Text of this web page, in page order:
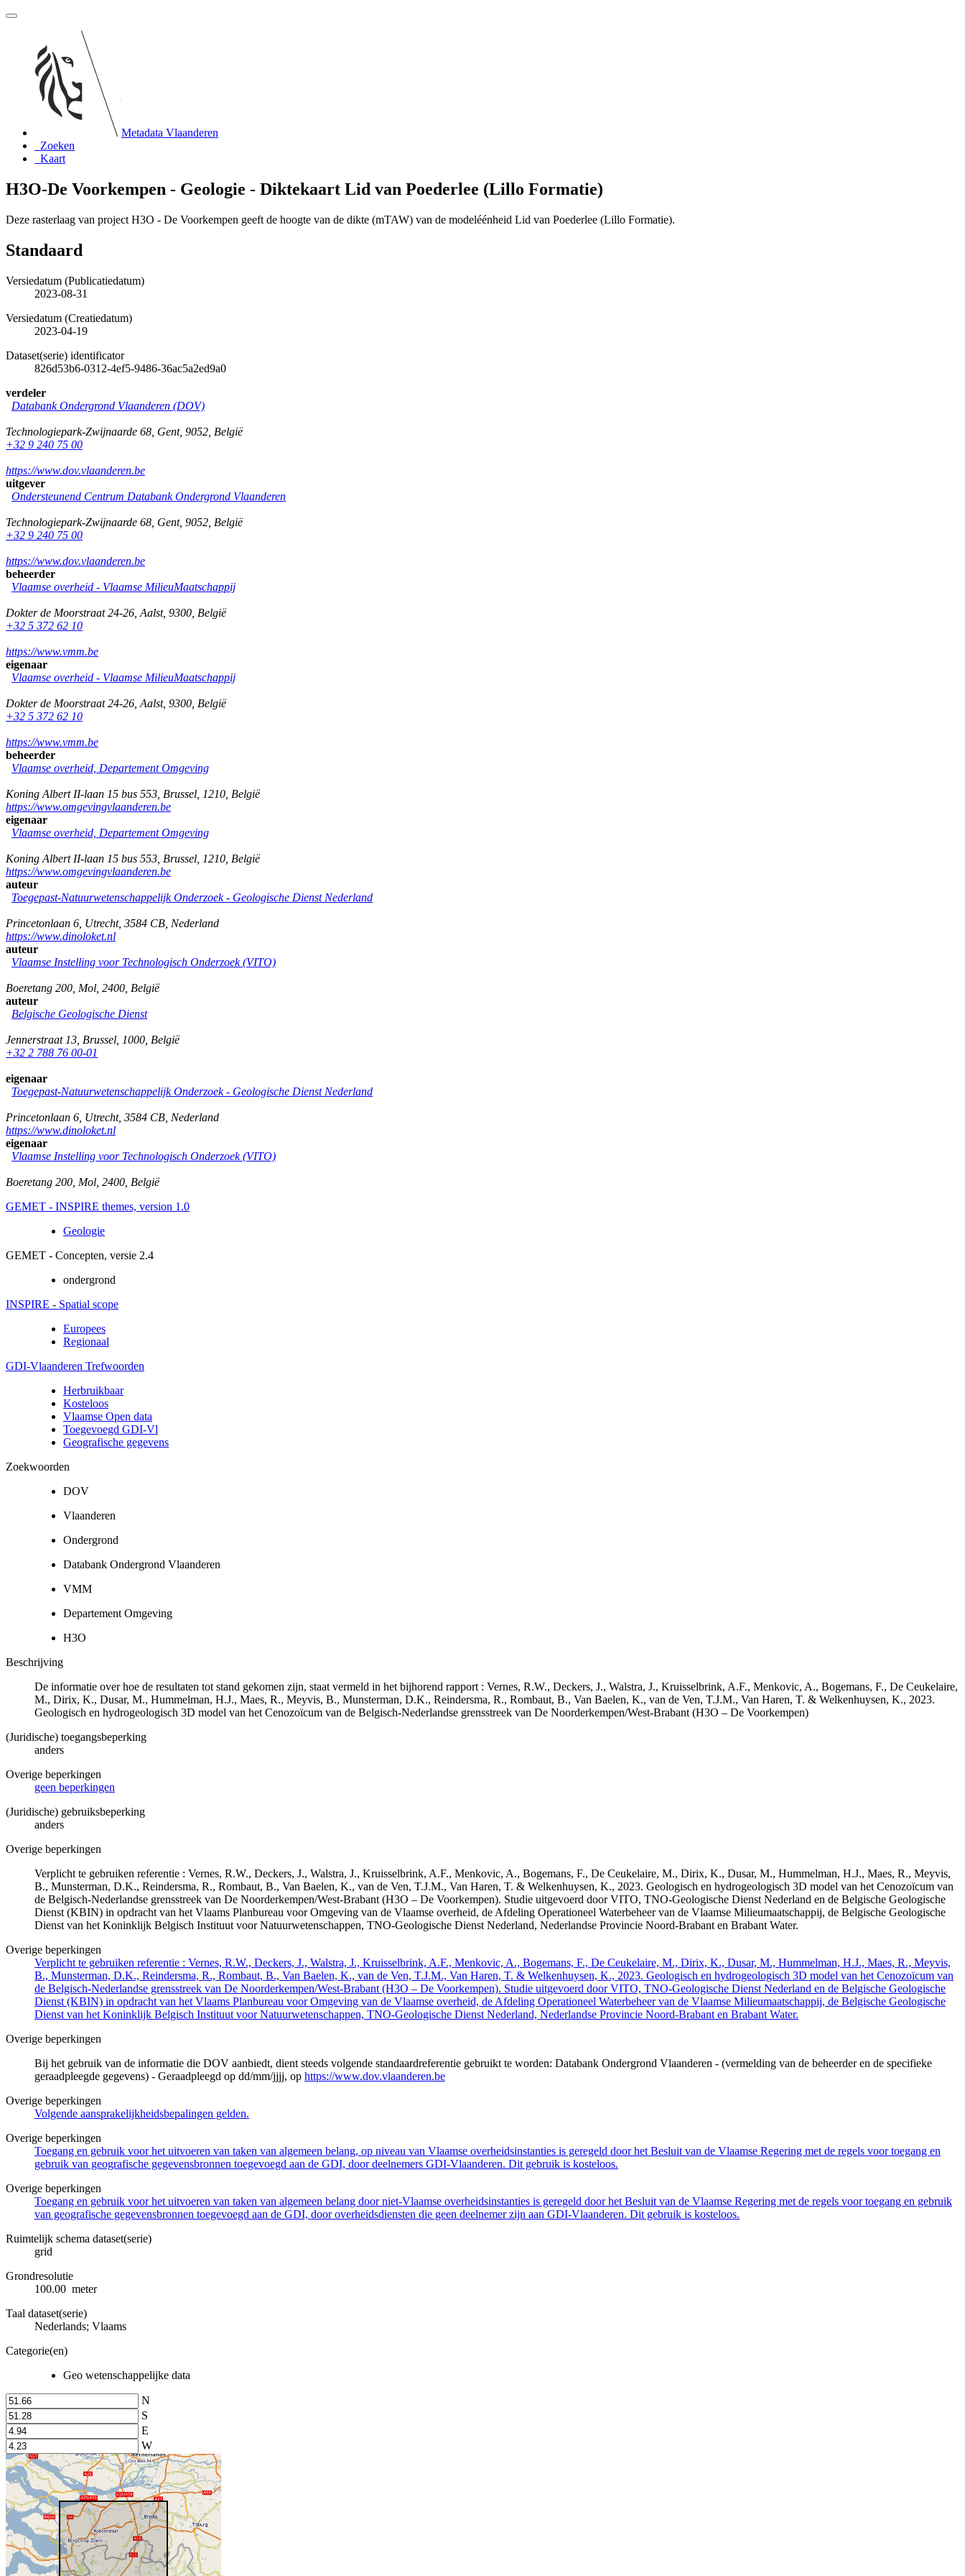
Metadata Vlaanderen
Zoeken
Kaart
H3O-De Voorkempen - Geologie - Diktekaart Lid van Poederlee (Lillo Formatie)
Deze rasterlaag van project H3O - De Voorkempen geeft de hoogte van de dikte (mTAW) van de modeléénheid Lid van Poederlee (Lillo Formatie).
Standaard
Versiedatum (Publicatiedatum)
2023-08-31
Versiedatum (Creatiedatum)
2023-04-19
Dataset(serie) identificator
826d53b6-0312-4ef5-9486-36ac5a2ed9a0
verdeler
Databank Ondergrond Vlaanderen (DOV)
Technologiepark-Zwijnaarde 68 Gent, 9052 België
+32 9 240 75 00
https://www.dov.vlaanderen.be
uitgever
Ondersteunend Centrum Databank Ondergrond Vlaanderen
Technologiepark-Zwijnaarde 68 Gent, 9052 België
+32 9 240 75 00
https://www.dov.vlaanderen.be
beheerder
Vlaamse overheid - Vlaamse MilieuMaatschappij
Dokter de Moorstraat 24-26 Aalst, 9300 België
+32 5 372 62 10
https://www.vmm.be
eigenaar
Vlaamse overheid - Vlaamse MilieuMaatschappij
Dokter de Moorstraat 24-26 Aalst, 9300 België
+32 5 372 62 10
https://www.vmm.be
beheerder
Vlaamse overheid, Departement Omgeving
Koning Albert II-laan 15 bus 553 Brussel 1210 België
https://www.omgevingvlaanderen.be
eigenaar
Vlaamse overheid, Departement Omgeving
Koning Albert II-laan 15 bus 553 Brussel 1210 België
https://www.omgevingvlaanderen.be
auteur
Toegepast-Natuurwetenschappelijk Onderzoek - Geologische Dienst Nederland
Princetonlaan 6 Utrecht, 3584 CB Nederland
https://www.dinoloket.nl
auteur
Vlaamse Instelling voor Technologisch Onderzoek (VITO)
Boeretang 200 Mol 2400 België
auteur
Belgische Geologische Dienst
Jennerstraat 13 Brussel 1000 België
+32 2 788 76 00-01
eigenaar
Toegepast-Natuurwetenschappelijk Onderzoek - Geologische Dienst Nederland
Princetonlaan 6 Utrecht, 3584 CB Nederland
https://www.dinoloket.nl
eigenaar
Vlaamse Instelling voor Technologisch Onderzoek (VITO)
Boeretang 200 Mol 2400 België
GEMET - INSPIRE themes, version 1.0
Geologie
GEMET - Concepten, versie 2.4
ondergrond
INSPIRE - Spatial scope
Europees
Regionaal
GDI-Vlaanderen Trefwoorden
Herbruikbaar
Kosteloos
Vlaamse Open data
Toegevoegd GDI-Vl
Geografische gegevens
Zoekwoorden
DOV
Vlaanderen
Ondergrond
Databank Ondergrond Vlaanderen
VMM
Departement Omgeving
H3O
Beschrijving
De informatie over hoe de resultaten tot stand gekomen zijn, staat vermeld in het bijhorend rapport : Vernes, R.W., Deckers, J., Walstra, J., Kruisselbrink, A.F., Menkovic, A., Bogemans, F., De Ceukelaire,
M., Dirix, K., Dusar, M., Hummelman, H.J., Maes, R., Meyvis, B., Munsterman, D.K., Reindersma, R., Rombaut, B., Van Baelen, K., van de Ven, T.J.M., Van Haren, T. & Welkenhuysen, K., 2023.
Geologisch en hydrogeologisch 3D model van het Cenozoïcum van de Belgisch-Nederlandse grensstreek van De Noorderkempen/West-Brabant (H3O – De Voorkempen)
(Juridische) toegangsbeperking
anders
Overige beperkingen
geen beperkingen
(Juridische) gebruiksbeperking
anders
Overige beperkingen
Verplicht te gebruiken referentie : Vernes, R.W., Deckers, J., Walstra, J., Kruisselbrink, A.F., Menkovic, A., Bogemans, F., De Ceukelaire, M., Dirix, K., Dusar, M., Hummelman, H.J., Maes, R., Meyvis,
B., Munsterman, D.K., Reindersma, R., Rombaut, B., Van Baelen, K., van de Ven, T.J.M., Van Haren, T. & Welkenhuysen, K., 2023. Geologisch en hydrogeologisch 3D model van het Cenozoïcum van
de Belgisch-Nederlandse grensstreek van De Noorderkempen/West-Brabant (H3O – De Voorkempen). Studie uitgevoerd door VITO, TNO-Geologische Dienst Nederland en de Belgische Geologische
Dienst (KBIN) in opdracht van het Vlaams Planbureau voor Omgeving van de Vlaamse overheid, de Afdeling Operationeel Waterbeheer van de Vlaamse Milieumaatschappij, de Belgische Geologische
Dienst van het Koninklijk Belgisch Instituut voor Natuurwetenschappen, TNO-Geologische Dienst Nederland, Nederlandse Provincie Noord-Brabant en Brabant Water.
Overige beperkingen
Verplicht te gebruiken referentie : Vernes, R.W., Deckers, J., Walstra, J., Kruisselbrink, A.F., Menkovic, A., Bogemans, F., De Ceukelaire, M., Dirix, K., Dusar, M., Hummelman, H.J., Maes, R., Meyvis,
B., Munsterman, D.K., Reindersma, R., Rombaut, B., Van Baelen, K., van de Ven, T.J.M., Van Haren, T. & Welkenhuysen, K., 2023. Geologisch en hydrogeologisch 3D model van het Cenozoïcum van
de Belgisch-Nederlandse grensstreek van De Noorderkempen/West-Brabant (H3O – De Voorkempen). Studie uitgevoerd door VITO, TNO-Geologische Dienst Nederland en de Belgische Geologische
Dienst (KBIN) in opdracht van het Vlaams Planbureau voor Omgeving van de Vlaamse overheid, de Afdeling Operationeel Waterbeheer van de Vlaamse Milieumaatschappij, de Belgische Geologische
Dienst van het Koninklijk Belgisch Instituut voor Natuurwetenschappen, TNO-Geologische Dienst Nederland, Nederlandse Provincie Noord-Brabant en Brabant Water.
Overige beperkingen
Bij het gebruik van de informatie die DOV aanbiedt, dient steeds volgende standaardreferentie gebruikt te worden: Databank Ondergrond Vlaanderen - (vermelding van de beheerder en de specifieke
geraadpleegde gegevens) - Geraadpleegd op dd/mm/jjjj, op https://www.dov.vlaanderen.be
Overige beperkingen
Volgende aansprakelijkheidsbepalingen gelden.
Overige beperkingen
Toegang en gebruik voor het uitvoeren van taken van algemeen belang, op niveau van Vlaamse overheidsinstanties is geregeld door het Besluit van de Vlaamse Regering met de regels voor toegang en
gebruik van geografische gegevensbronnen toegevoegd aan de GDI, door deelnemers GDI-Vlaanderen. Dit gebruik is kosteloos.
Overige beperkingen
Toegang en gebruik voor het uitvoeren van taken van algemeen belang door niet-Vlaamse overheidsinstanties is geregeld door het Besluit van de Vlaamse Regering met de regels voor toegang en gebruik
van geografische gegevensbronnen toegevoegd aan de GDI, door overheidsdiensten die geen deelnemer zijn aan GDI-Vlaanderen. Dit gebruik is kosteloos.
Ruimtelijk schema dataset(serie)
grid
Grondresolutie
100.00 meter
Taal dataset(serie)
Nederlands; Vlaams
Categorie(en)
Geo wetenschappelijke data
N
S
E
W